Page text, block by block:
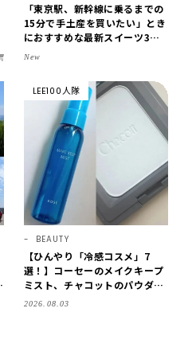
「東京駅、新幹線に乗るまでの
15分で手土産を買いたい」とき
におすすめな最新スイーツ3選
【東京駅改札内・朝8時開店】
New
LEE100人隊
BEAUTY
【ひんやり「冷感コスメ」7
選！】コーセーのメイクキープ
ミスト、チャコットのパウダ
ー…40代・30代のリアル愛用
2026.08.03